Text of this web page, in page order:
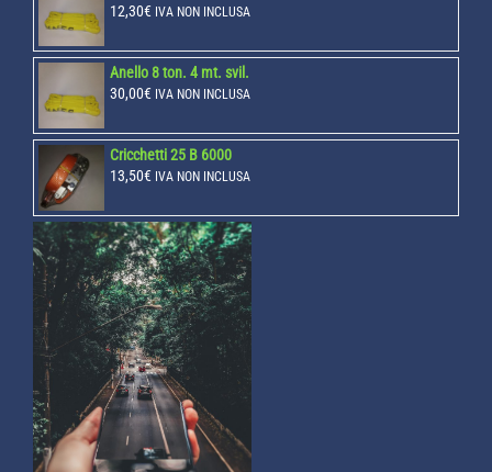
12,30€ IVA NON INCLUSA
Anello 8 ton. 4 mt. svil.
30,00€ IVA NON INCLUSA
Cricchetti 25 B 6000
13,50€ IVA NON INCLUSA